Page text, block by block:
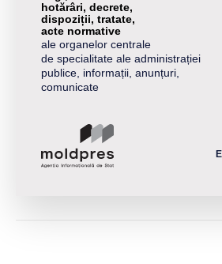
hotărâri, decrete,
dispoziții, tratate,
acte normative
ale organelor centrale
de specialitate ale administrației
publice, informații, anunțuri,
comunicate